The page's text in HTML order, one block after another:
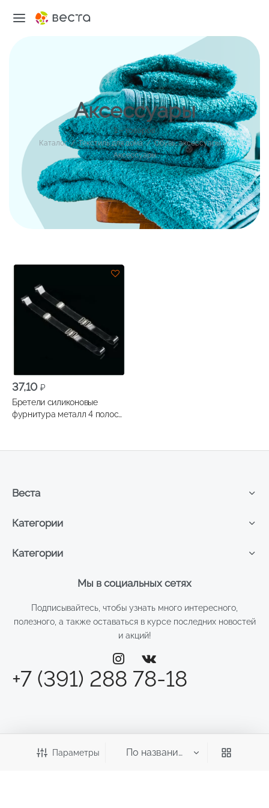
Аксессуары
1 – товаров
Каталог / Текстиль для дома / Обувь, аксессуары /
Аксессуары
Параметры
37,10 ₽
Бретели силиконовые
фурнитура металл 4 полосы
Мы в социальных сетях
Подписывайтесь, чтобы узнать много интересного,
полезного, а также оставаться в курсе последних новостей
и акций!
+7 (391) 288 78-18
Категории
Категории
Веста